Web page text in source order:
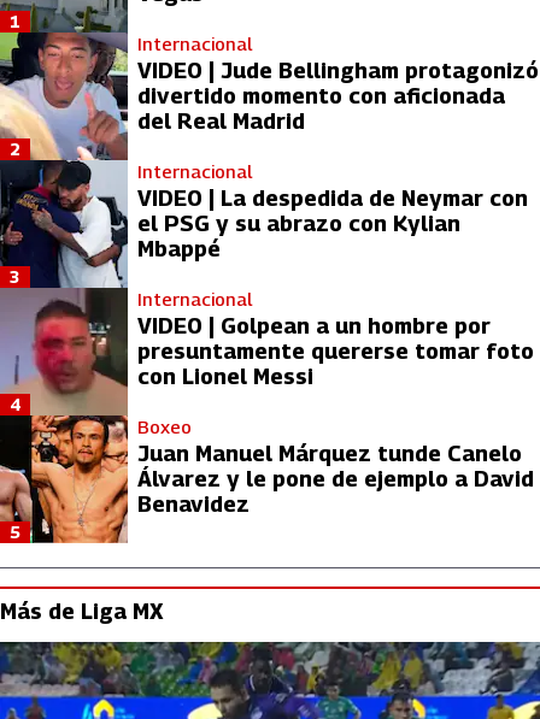
1
Internacional
VIDEO | Jude Bellingham protagonizó
divertido momento con aficionada
del Real Madrid
2
Internacional
VIDEO | La despedida de Neymar con
el PSG y su abrazo con Kylian
Mbappé
3
Internacional
VIDEO | Golpean a un hombre por
presuntamente quererse tomar foto
con Lionel Messi
4
Boxeo
Juan Manuel Márquez tunde Canelo
Álvarez y le pone de ejemplo a David
Benavidez
5
Más de Liga MX